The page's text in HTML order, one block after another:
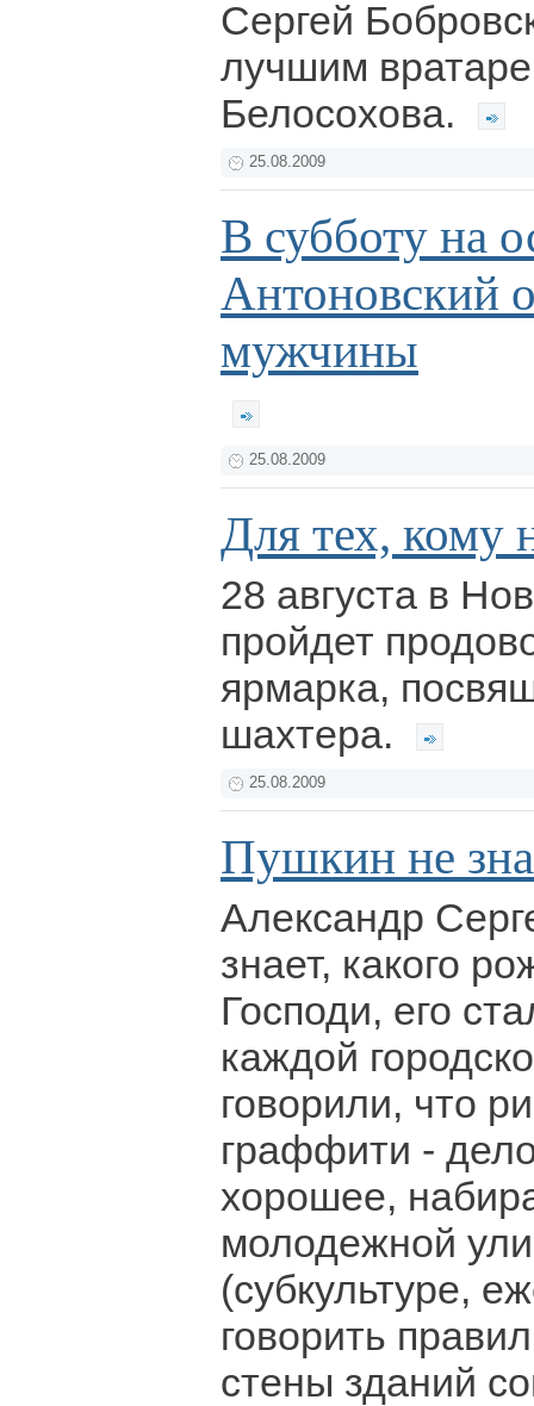
Сергей
лучшим
Белосохова.
25.08.2009
В субботу на
Антоновский
мужчины
25.08.2009
Для тех, кому
28 августа в
пройдет
ярмарка,
шахтера.
25.08.2009
Пушкин не
Александр
знает, какого
Господи, его
каждой
говорили, что
граффити -
хорошее,
молодежной
(субкультуре,
говорить
стены зданий